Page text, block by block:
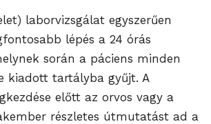
laborvizsgálat egyszerűen
lépés a 24 órás
során a páciens minden
kiadott tartályba gyűjt. A
előtt az orvos vagy a
részletes útmutatást ad a